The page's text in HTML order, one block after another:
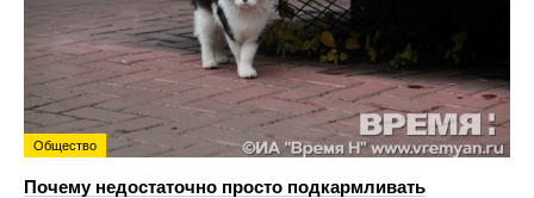
Общество
Почему недостаточно просто подкармливать